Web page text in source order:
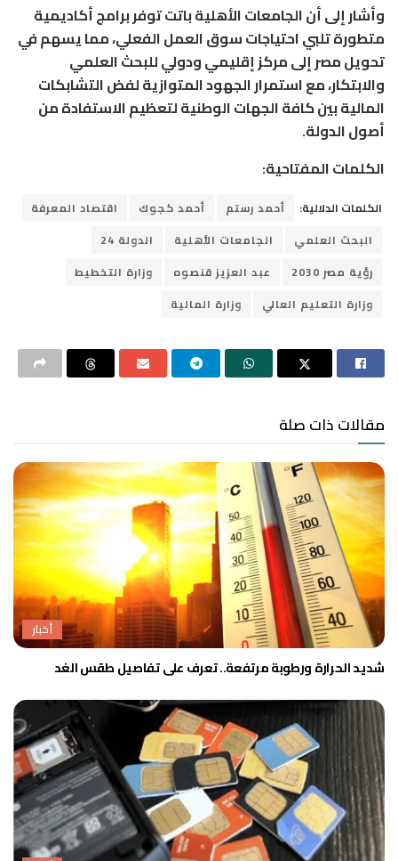
وأشار إلى أن الجامعات الأهلية باتت توفر برامج أكاديمية
متطورة تلبي احتياجات سوق العمل الفعلي، مما يسهم في
تحويل مصر إلى مركز إقليمي ودولي للبحث العلمي
والابتكار، مع استمرار الجهود المتوازية لفض التشابكات
المالية بين كافة الجهات الوطنية لتعظيم الاستفادة من
أصول الدولة.
الكلمات المفتاحية:
الكلمات الدلالية: أحمد رستم أحمد كجوك
اقتصاد المعرفة
البحث العلمي
الجامعات الأهلية
الدولة 24
رؤية مصر 2030
عبد العزيز قنصوه
وزارة التخطيط
وزارة التعليم العالي
وزارة المالية
مقالات ذات صلة
أخبار
شديد الحرارة ورطوبة مرتفعة.. تعرف على تفاصيل طقس الغد